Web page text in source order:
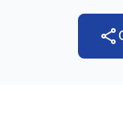
share